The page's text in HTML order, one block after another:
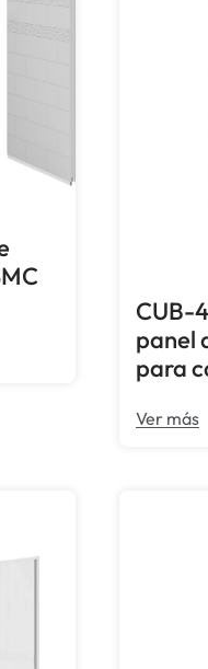
CUB-
panel
para
Ver más